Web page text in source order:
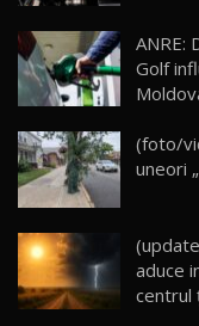
17
Va
20 29:08
ANRE:
Golf
(foto/
uneori
aduce
centrul